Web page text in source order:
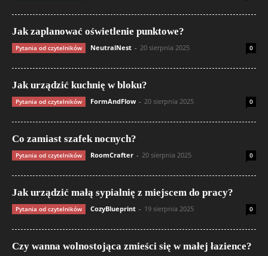
Jak zaplanować oświetlenie punktowe?
Pytania od czytelników NeutralNest - 20 sierpnia 2025 0
Jak urządzić kuchnię w bloku?
Pytania od czytelników FormAndFlow - 20 sierpnia 2025 0
Co zamiast szafek nocnych?
Pytania od czytelników RoomCrafter - 20 sierpnia 2025 0
Jak urządzić małą sypialnię z miejscem do pracy?
Pytania od czytelników CozyBlueprint - 19 sierpnia 2025 0
Czy wanna wolnostojąca zmieści się w małej łazience?